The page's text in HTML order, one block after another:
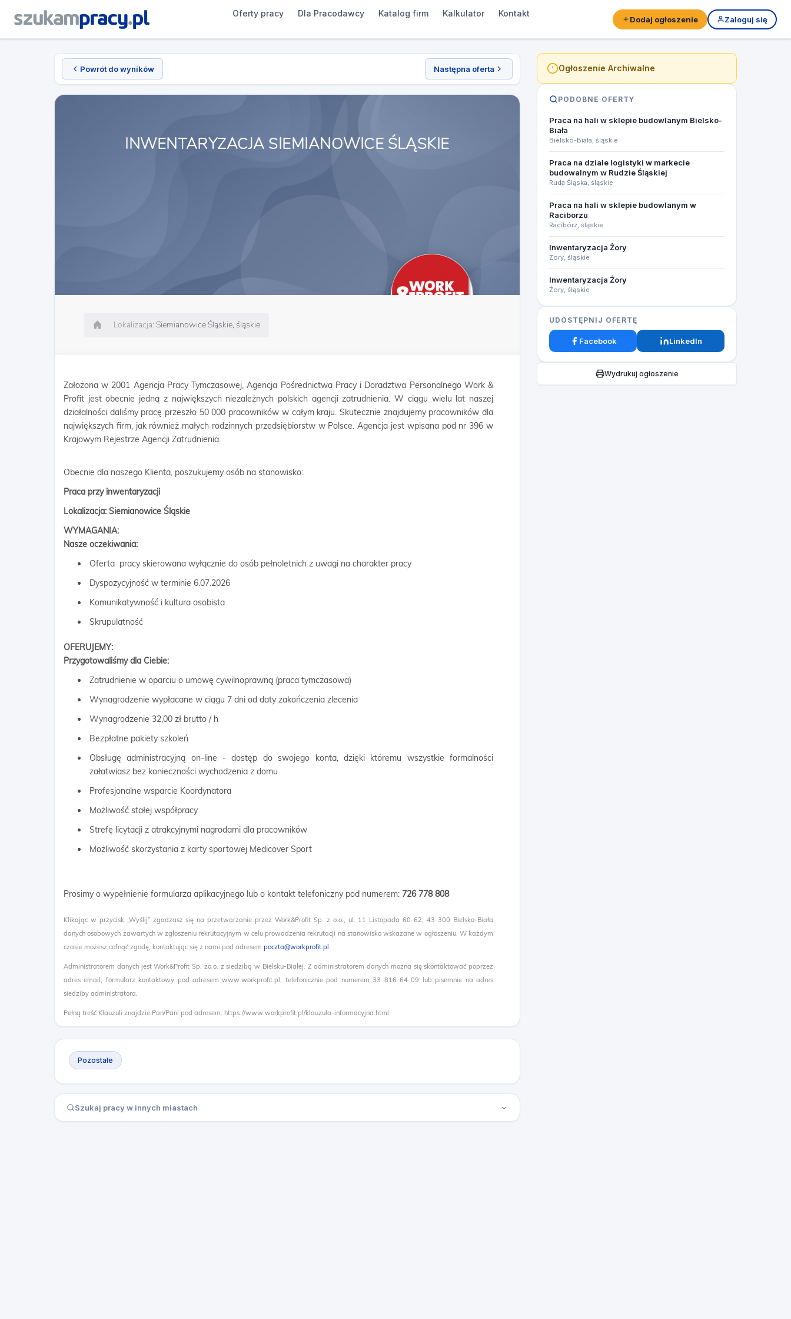
Oferty pracy Dla Pracodawcy Katalog firm Kalkulator Kontakt
Dodaj ogłoszenie Zaloguj się
Powrót do wyników Następna oferta
INWENTARYZACJA SIEMIANOWICE ŚLĄSKIE
Lokalizacja: Siemianowice Śląskie, śląskie
Założona w 2001 Agencja Pracy Tymczasowej, Agencja Pośrednictwa Pracy i Doradztwa Personalnego Work &
Profit jest obecnie jedną z największych niezależnych polskich agencji zatrudnienia. W ciągu wielu lat naszej
działalności daliśmy pracę przeszło 50 000 pracowników w całym kraju. Skutecznie znajdujemy pracowników dla
największych firm, jak również małych rodzinnych przedsiębiorstw w Polsce. Agencja jest wpisana pod nr 396 w
Krajowym Rejestrze Agencji Zatrudnienia.
Obecnie dla naszego Klienta, poszukujemy osób na stanowisko:
Praca przy inwentaryzacji
Lokalizacja: Siemianowice Śląskie
WYMAGANIA:
Nasze oczekiwania:
Oferta pracy skierowana wyłącznie do osób pełnoletnich z uwagi na charakter pracy
Dyspozycyjność w terminie 6.07.2026
Komunikatywność i kultura osobista
Skrupulatność
OFERUJEMY:
Przygotowaliśmy dla Ciebie:
Zatrudnienie w oparciu o umowę cywilnoprawną (praca tymczasowa)
Wynagrodzenie wypłacane w ciągu 7 dni od daty zakończenia zlecenia
Wynagrodzenie 32,00 zł brutto / h
Bezpłatne pakiety szkoleń
Obsługę administracyjną on-line - dostęp do swojego konta, dzięki któremu wszystkie formalności
załatwiasz bez konieczności wychodzenia z domu
Profesjonalne wsparcie Koordynatora
Możliwość stałej współpracy
Strefę licytacji z atrakcyjnymi nagrodami dla pracowników
Możliwość skorzystania z karty sportowej Medicover Sport
Prosimy o wypełnienie formularza aplikacyjnego lub o kontakt telefoniczny pod numerem: 726 778 808
Klikając w przycisk „Wyślij” zgadzasz się na przetwarzanie przez Work&Profit Sp. z o.o., ul. 11 Listopada 60-62, 43-300 Bielsko-Biała
danych osobowych zawartych w zgłoszeniu rekrutacyjnym w celu prowadzenia rekrutacji na stanowisko wskazane w ogłoszeniu. W każdym
czasie możesz cofnąć zgodę, kontaktując się z nami pod adresem poczta@workprofit.pl
Administratorem danych jest Work&Profit Sp. zo.o. z siedzibą w Bielsku-Białej. Z administratorem danych można się skontaktować poprzez
adres email, formularz kontaktowy pod adresem www.workprofit.pl, telefonicznie pod numerem 33 816 64 09 lub pisemnie na adres
siedziby administratora.
Pełną treść Klauzuli znajdzie Pan/Pani pod adresem: https://www.workprofit.pl/klauzula-informacyjna.html
Pozostałe
Szukaj pracy w innych miastach
Ogłoszenie Archiwalne
PODOBNE OFERTY
Praca na hali w sklepie budowlanym Bielsko-
Biała
Bielsko-Biała, śląskie
Praca na dziale logistyki w markecie
budowalnym w Rudzie Śląskiej
Ruda Śląska, śląskie
Praca na hali w sklepie budowlanym w
Raciborzu
Racibórz, śląskie
Inwentaryzacja Żory
Żory, śląskie
Inwentaryzacja Żory
Żory, śląskie
UDOSTĘPNIJ OFERTĘ
Facebook LinkedIn
Wydrukuj ogłoszenie